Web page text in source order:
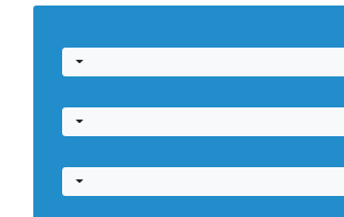
للمصرية للسيارات